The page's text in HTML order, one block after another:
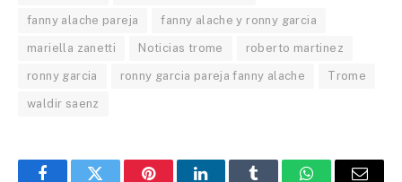
fanny alache pareja fanny alache y ronny garcia
mariella zanetti Noticias trome roberto martinez
ronny garcia ronny garcia pareja fanny alache Trome
waldir saenz